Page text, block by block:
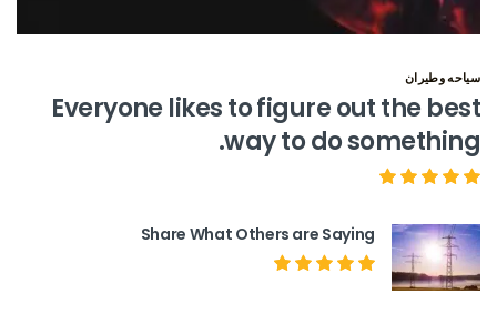
سياحه وطيران
Everyone likes to figure out the best
way to do something.
Share What Others are Saying